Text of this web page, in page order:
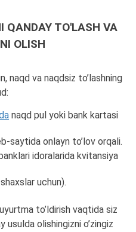
QANDAY TO'LASH VA
OLISH
naqd va naqdsiz to’lashning
naqd pul yoki bank kartasi
saytida onlayn to’lov orqali.
idoralarida kvitansiya
uchun).
to’ldirish vaqtida siz
olishingizni o’zingiz